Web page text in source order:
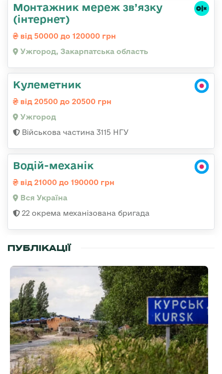
Монтажник мереж зв’язку
(інтернет)
від 50000 до 120000 грн
Ужгород, Закарпатська область
Кулеметник
від 20500 до 20500 грн
Ужгород
Військова частина 3115 НГУ
Водій-механік
від 21000 до 190000 грн
Вся Україна
22 окрема механізована бригада
ПУБЛІКАЦІЇ